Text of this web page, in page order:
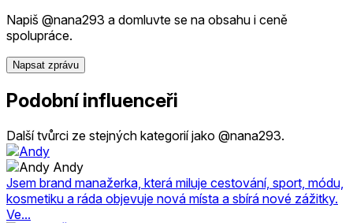
Napiš @nana293 a domluvte se na obsahu i ceně
spolupráce.
Napsat zprávu
Podobní influenceři
Další tvůrci ze stejných kategorií jako @nana293.
Andy
Jsem brand manažerka, která miluje cestování, sport, módu,
kosmetiku a ráda objevuje nová místa a sbírá nové zážitky.
Ve...